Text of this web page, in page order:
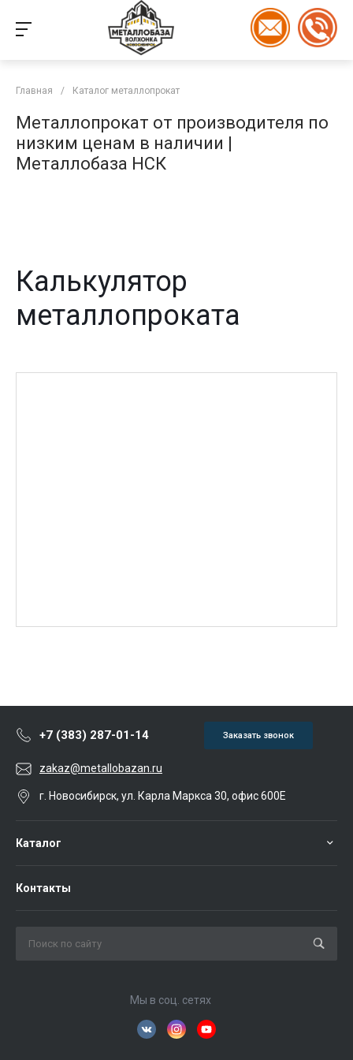
Главная / Каталог металлопрокат
Металлопрокат от производителя по
низким ценам в наличии |
Металлобаза НСК
Калькулятор
металлопроката
+7 (383) 287-01-14 Заказать звонок
zakaz@metallobazan.ru
г. Новосибирск, ул. Карла Маркса 30, офис 600Е
Каталог
Контакты
Мы в соц. сетях